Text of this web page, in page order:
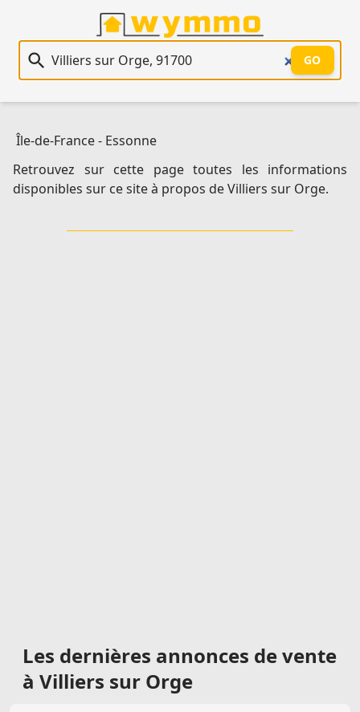
Recherche immobilière
GO
Île-de-France- Essonne
Retrouvez sur cette page toutes les informations
disponibles sur ce site à propos de Villiers sur Orge.
Les dernières annonces de vente
à Villiers sur Orge